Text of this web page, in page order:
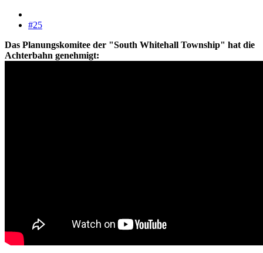
#25
Das Planungskomitee der "South Whitehall Township" hat die
Achterbahn genehmigt: